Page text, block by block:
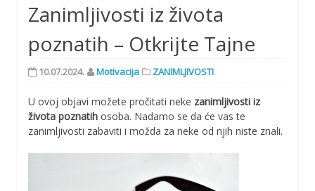
Zanimljivosti iz života
poznatih – Otkrijte Tajne
10.07.2024. Motivacija ZANIMLJIVOSTI
U ovoj objavi možete pročitati neke zanimljivosti iz
života poznatih osoba. Nadamo se da će vas te
zanimljivosti zabaviti i možda za neke od njih niste znali.